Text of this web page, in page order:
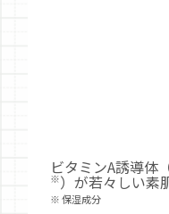
ビタミンA誘導体
※）が若々しい素
※ 保湿成分